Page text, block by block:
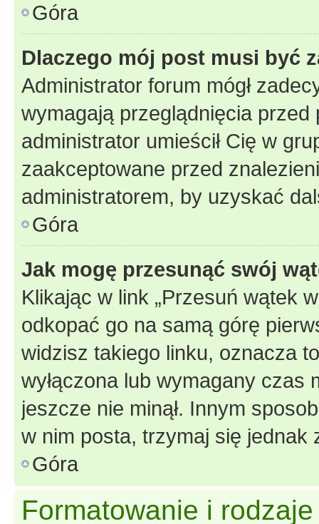
Góra
Dlaczego mój post musi być
Administrator forum mógł
wymagają przeglądnięcia
administrator umieścił Cię w
zaakceptowane przed
administratorem, by uzyskać
Góra
Jak mogę przesunąć swój
Klikając w link „Przesuń wątek
odkopać go na samą górę
widzisz takiego linku, oznacza
wyłączona lub wymagany czas
jeszcze nie minął. Innym
w nim posta, trzymaj się jednak
Góra
Formatowanie i